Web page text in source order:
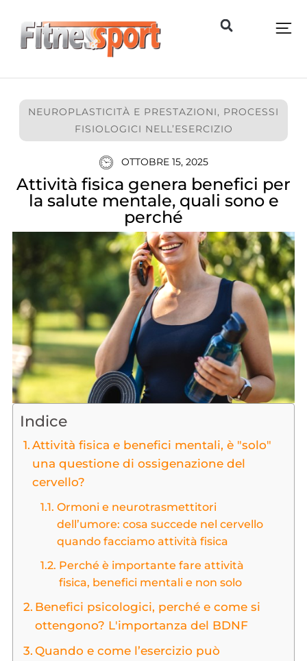
NEUROPLASTICITÀ E PRESTAZIONI, PROCESSI
FISIOLOGICI NELL’ESERCIZIO
OTTOBRE 15, 2025
Attività fisica genera benefici per
la salute mentale, quali sono e
perché
Indice
Attività fisica e benefici mentali, è "solo"
una questione di ossigenazione del
cervello?
Ormoni e neurotrasmettitori
dell’umore: cosa succede nel cervello
quando facciamo attività fisica
Perché è importante fare attività
fisica, benefici mentali e non solo
Benefici psicologici, perché e come si
ottengono? L'importanza del BDNF
Quando e come l’esercizio può